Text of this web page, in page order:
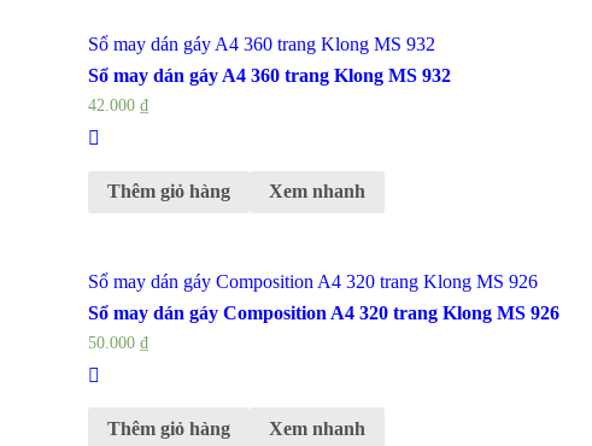
Sổ may dán gáy A4 360 trang Klong MS 932
Sổ may dán gáy A4 360 trang Klong MS 932
42.000 ₫
Thêm giỏ hàng Xem nhanh
Sổ may dán gáy Composition A4 320 trang Klong MS 926
Sổ may dán gáy Composition A4 320 trang Klong MS 926
50.000 ₫
Thêm giỏ hàng Xem nhanh